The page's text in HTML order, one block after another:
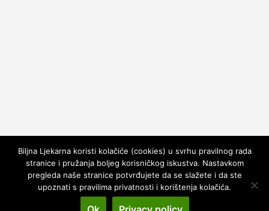
Copyright © 2026Biljna Ljekarna . All rights reserved.
ColorMagby ThemeGrill. Powered by
Biljna Ljekarna koristi kolačiće (cookies) u svrhu pravilnog rada
stranice i pružanja boljeg korisničkog iskustva. Nastavkom
pregleda naše stranice potvrđujete da se slažete i da ste
upoznati s pravilima privatnosti i korištenja kolačića.